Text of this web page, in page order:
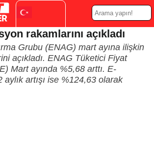
Turkish ▼
rakamlarını açıkladı
Grubu (ENAG) mart ayına ilişkin
açıkladı. ENAG Tüketici Fiyat
Mart ayında %5,68 arttı. E-
aylık artışı ise %124,63 olarak